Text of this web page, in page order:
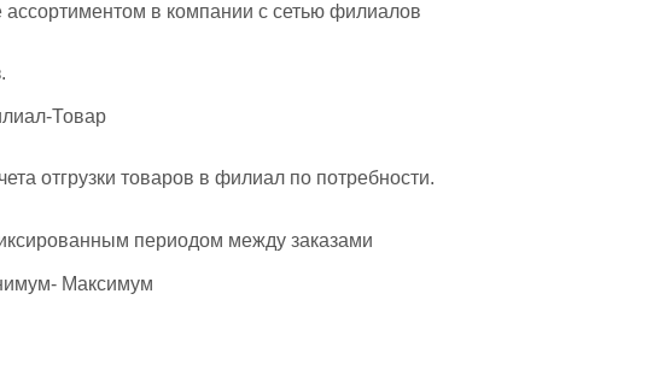
ассортиментом в компании с сетью филиалов
Товар
отгрузки товаров в филиал по потребности.
периодом между заказами
Максимум